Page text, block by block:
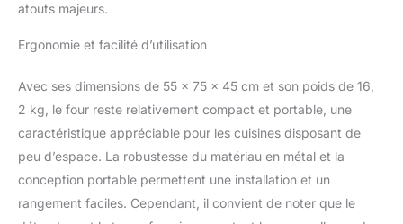
idéal. Ensemble
en Espagne. UN CHOIX
PROFESSIONNEL : Chez
MasterPro, nous
sommes guidés par
notre désir de nous
améliorer constamment
et l'expérience. C'est
atouts majeurs.
Ergonomie et facilité d’utilisation
Avec ses dimensions de 55 x 75 x 45 cm et son poids de 16,
2 kg, le four reste relativement compact et portable, une
caractéristique appréciable pour les cuisines disposant de
peu d’espace. La robustesse du matériau en métal et la
conception portable permettent une installation et un
rangement faciles. Cependant, il convient de noter que le